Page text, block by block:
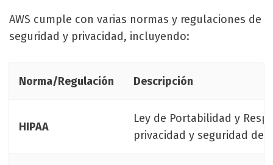
AWS cumple con varias normas y regulaciones de
seguridad y privacidad, incluyendo:
Norma/Regulación Descripción
HIPAA
Ley de Portabilidad y
privacidad y seguridad de